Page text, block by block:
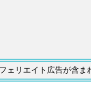
ェリエイト広告が含ま